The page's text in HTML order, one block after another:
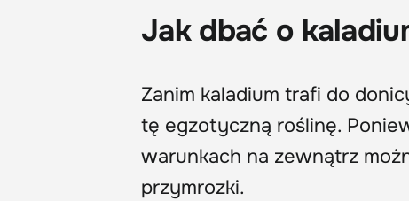
Jak dbać o
Zanim kaladium trafi do
tę egzotyczną roślinę.
warunkach na zewnątrz
przymrozki.